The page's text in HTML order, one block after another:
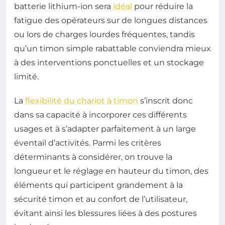
batterie lithium-ion sera idéal pour réduire la
fatigue des opérateurs sur de longues distances
ou lors de charges lourdes fréquentes, tandis
qu’un timon simple rabattable conviendra mieux
à des interventions ponctuelles et un stockage
limité.
La flexibilité du chariot à timon s’inscrit donc
dans sa capacité à incorporer ces différents
usages et à s’adapter parfaitement à un large
éventail d’activités. Parmi les critères
déterminants à considérer, on trouve la
longueur et le réglage en hauteur du timon, des
éléments qui participent grandement à la
sécurité timon et au confort de l’utilisateur,
évitant ainsi les blessures liées à des postures